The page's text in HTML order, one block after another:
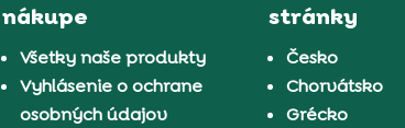
nákupe
Všetky naše produkty
Vyhlásenie o ochrane
osobných údajov
stránky
Česko
Chorvátsko
Grécko